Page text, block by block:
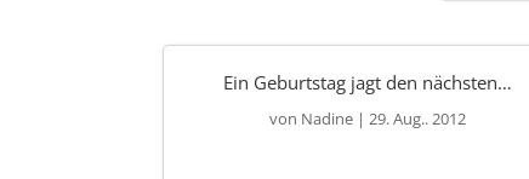
Ein Geburtstag jagt den nächsten…
von Nadine| 29. Aug.. 2012